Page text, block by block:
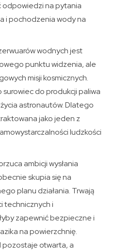
odpowiedzi na pytania
i pochodzenia wody na
wodnych jest
punktu widzenia, ale
misji kosmicznych.
surowiec do produkcji paliwa
astronautów. Dlatego
jako jeden z
ludzkości
ambicji wysłania
skupia się na
planu działania. Trwają
technicznych i
zapewnić bezpieczne i
na powierzchnię.
pozostaje otwarta, a